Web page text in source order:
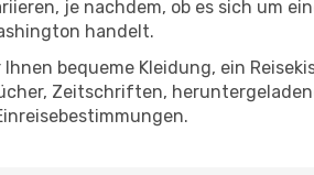
je nachdem, ob es sich um
handelt.
bequeme Kleidung, ein
Zeitschriften,